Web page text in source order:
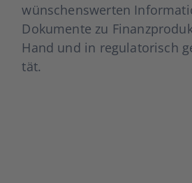
wün­schens­wer­ten
Doku­men­te zu
Hand und in regu­la­to­risch
tät.